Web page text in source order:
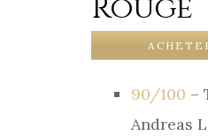
Rouge
90/100 –
Andreas